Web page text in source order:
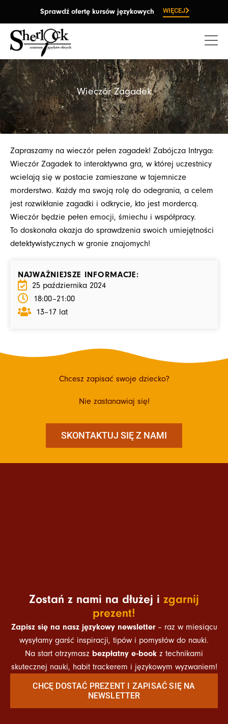
treści
Sprawdź ofertę kursów językowych WIĘCEJ
Wieczór Zagadek
Zapraszamy na wieczór pełen zagadek! Zabójcza Intryga:
Wieczór Zagadek to interaktywna gra, w której uczestnicy
wcielają się w postacie zamieszane w tajemnicze
morderstwo. Każdy ma swoją rolę do odegrania, a celem
jest rozwikłanie zagadki i odkrycie, kto jest mordercą.
Wieczór będzie pełen emocji, śmiechu i współpracy.
To doskonała okazja do sprawdzenia swoich umiejętności
detektywistycznych w gronie znajomych!
NAJWAŻNIEJSZE INFORMACJE:
25 października 2024
18:00–21:00
13–17 lat
Chcesz zapisać swoje dziecko?
Nie zastanawiaj się!
SKONTAKTUJ SIĘ Z NAMI
Zostań z nami na dłużej i zgarnij
prezent!
Zapisz się na nasz językowy newsletter– raz w miesiącu
wysyłamy garść inspiracji, tipów i pomysłów do nauki.
Na start otrzymasz bezpłatny e-book z technikami
skutecznej nauki, habit trackerem i językowym wyzwaniem!
CHCĘ DOSTAĆ PREZENT I ZAPISAĆ SIĘ NA
NEWSLETTER